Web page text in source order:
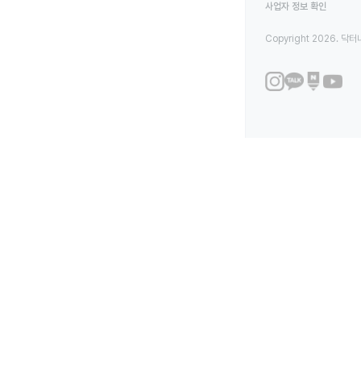
사업자 정보 확인
Copyright 2026. 닥터